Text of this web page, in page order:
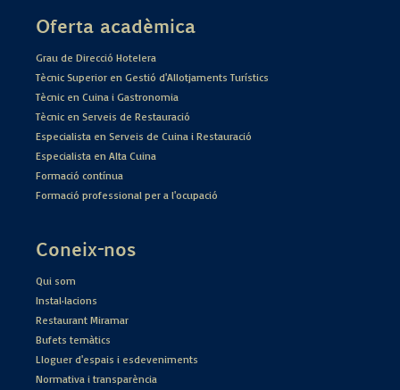
Oferta acadèmica
Grau de Direcció Hotelera
Tècnic Superior en Gestió d'Allotjaments Turístics
Tècnic en Cuina i Gastronomia
Tècnic en Serveis de Restauració
Especialista en Serveis de Cuina i Restauració
Especialista en Alta Cuina
Formació contínua
Formació professional per a l'ocupació
Coneix-nos
Qui som
Instal·lacions
Restaurant Miramar
Bufets temàtics
Lloguer d'espais i esdeveniments
Normativa i transparència